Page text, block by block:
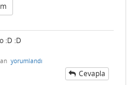
:D :D
yorumlandı
Cevapla